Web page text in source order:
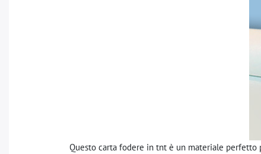
Questo carta fodere in tnt è un materiale